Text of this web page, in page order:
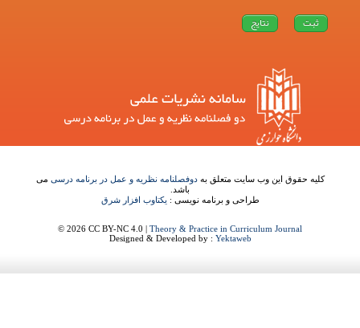
کلیه حقوق این وب سایت متعلق به دوفصلنامه نظریه و عمل در برنامه درسیمی
باشد.
طراحی و برنامه نویسی :یکتاوب افزار شرق
© 2026 CC BY-NC 4.0 |Theory & Practice in Curriculum Journal
Designed & Developed by :Yektaweb